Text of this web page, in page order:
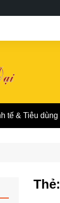
tế & Tiêu dùng
Thẻ: